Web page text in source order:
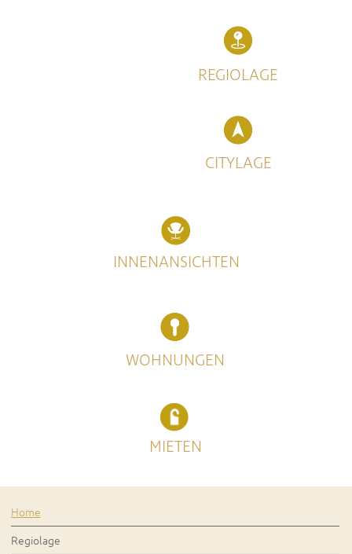
REGIOLAGE
CITYLAGE
INNENANSICHTEN
WOHNUNGEN
MIETEN
Home
Regiolage